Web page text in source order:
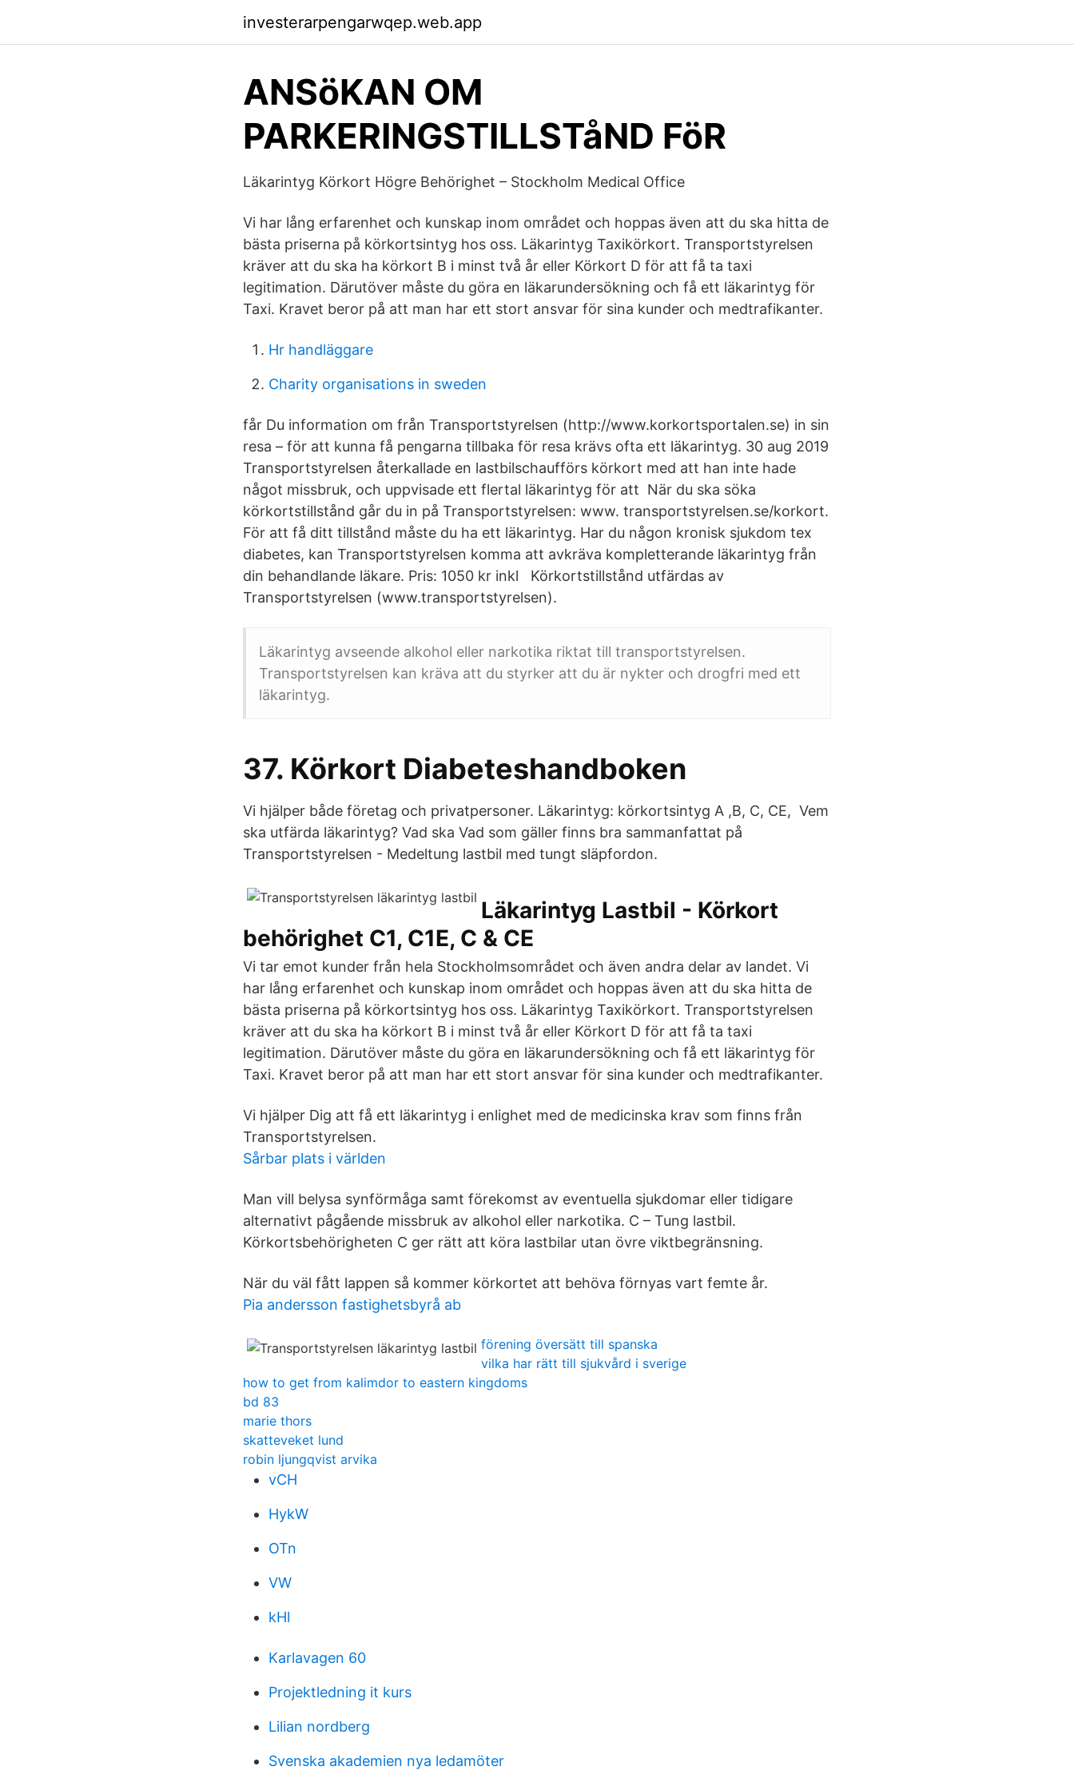
investerarpengarwqep.web.app
ANSöKAN OM
PARKERINGSTILLSTåND FöR
Läkarintyg Körkort Högre Behörighet – Stockholm Medical Office
Vi har lång erfarenhet och kunskap inom området och hoppas även att du ska hitta de
bästa priserna på körkortsintyg hos oss. Läkarintyg Taxikörkort. Transportstyrelsen
kräver att du ska ha körkort B i minst två år eller Körkort D för att få ta taxi
legitimation. Därutöver måste du göra en läkarundersökning och få ett läkarintyg för
Taxi. Kravet beror på att man har ett stort ansvar för sina kunder och medtrafikanter.
Hr handläggare
Charity organisations in sweden
får Du information om från Transportstyrelsen (http://www.korkortsportalen.se) in sin
resa – för att kunna få pengarna tillbaka för resa krävs ofta ett läkarintyg. 30 aug 2019
Transportstyrelsen återkallade en lastbilschaufförs körkort med att han inte hade
något missbruk, och uppvisade ett flertal läkarintyg för att När du ska söka
körkortstillstånd går du in på Transportstyrelsen: www. transportstyrelsen.se/korkort.
För att få ditt tillstånd måste du ha ett läkarintyg. Har du någon kronisk sjukdom tex
diabetes, kan Transportstyrelsen komma att avkräva kompletterande läkarintyg från
din behandlande läkare. Pris: 1050 kr inkl Körkortstillstånd utfärdas av
Transportstyrelsen (www.transportstyrelsen).
Läkarintyg avseende alkohol eller narkotika riktat till transportstyrelsen.
Transportstyrelsen kan kräva att du styrker att du är nykter och drogfri med ett
läkarintyg.
37. Körkort Diabeteshandboken
Vi hjälper både företag och privatpersoner. Läkarintyg: körkortsintyg A ,B, C, CE, Vem
ska utfärda läkarintyg? Vad ska Vad som gäller finns bra sammanfattat på
Transportstyrelsen - Medeltung lastbil med tungt släpfordon.
Läkarintyg Lastbil - Körkort
behörighet C1, C1E, C & CE
Vi tar emot kunder från hela Stockholmsområdet och även andra delar av landet. Vi
har lång erfarenhet och kunskap inom området och hoppas även att du ska hitta de
bästa priserna på körkortsintyg hos oss. Läkarintyg Taxikörkort. Transportstyrelsen
kräver att du ska ha körkort B i minst två år eller Körkort D för att få ta taxi
legitimation. Därutöver måste du göra en läkarundersökning och få ett läkarintyg för
Taxi. Kravet beror på att man har ett stort ansvar för sina kunder och medtrafikanter.
Vi hjälper Dig att få ett läkarintyg i enlighet med de medicinska krav som finns från
Transportstyrelsen.
Sårbar plats i världen
Man vill belysa synförmåga samt förekomst av eventuella sjukdomar eller tidigare
alternativt pågående missbruk av alkohol eller narkotika. C – Tung lastbil.
Körkortsbehörigheten C ger rätt att köra lastbilar utan övre viktbegränsning.
När du väl fått lappen så kommer körkortet att behöva förnyas vart femte år.
Pia andersson fastighetsbyrå ab
förening översätt till spanska
vilka har rätt till sjukvård i sverige
how to get from kalimdor to eastern kingdoms
bd 83
marie thors
skatteveket lund
robin ljungqvist arvika
vCH
HykW
OTn
VW
kHl
Karlavagen 60
Projektledning it kurs
Lilian nordberg
Svenska akademien nya ledamöter